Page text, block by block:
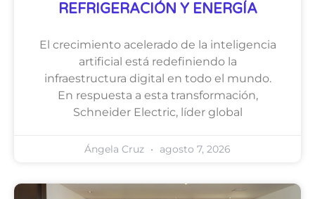
REFRIGERACIÓN Y ENERGÍA
El crecimiento acelerado de la inteligencia
artificial está redefiniendo la
infraestructura digital en todo el mundo.
En respuesta a esta transformación,
Schneider Electric, líder global
Ángela Cruz agosto 7, 2026